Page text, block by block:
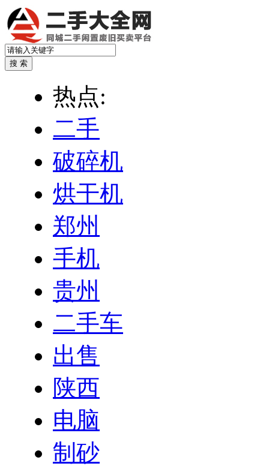
热点:
二手
破碎机
烘干机
郑州
手机
贵州
二手车
出售
陕西
电脑
制砂